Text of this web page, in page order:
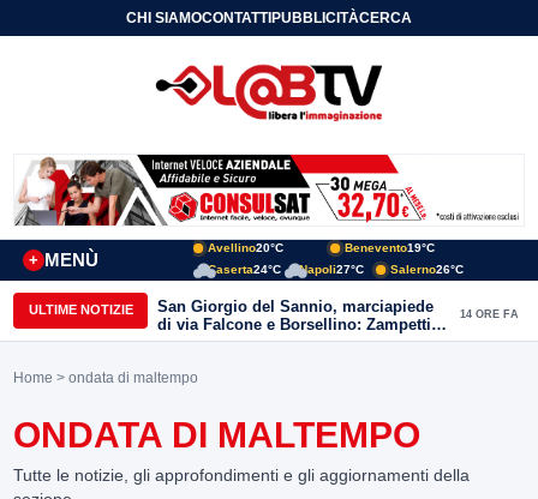
CHI SIAMOCONTATTIPUBBLICITÀCERCA
MENÙ
+
Avellino20°C Benevento19°C
Caserta24°C Napoli27°C Salerno26°C
ULTIME NOTIZIE
San Giorgio del Sannio, marciapiede
di via Falcone e Borsellino: Zampetti e
Lombardi replicano alle polemiche
14 ORE FA
Home > ondata di maltempo
ONDATA DI MALTEMPO
Tutte le notizie, gli approfondimenti e gli aggiornamenti della